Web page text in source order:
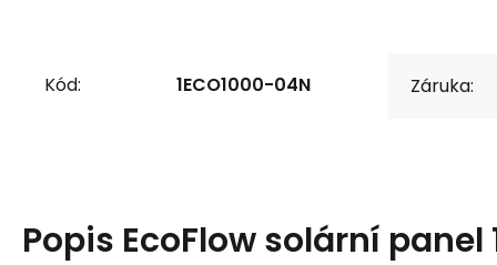
Kód: 1ECO1000-04N Záruka:
Popis EcoFlow solární panel